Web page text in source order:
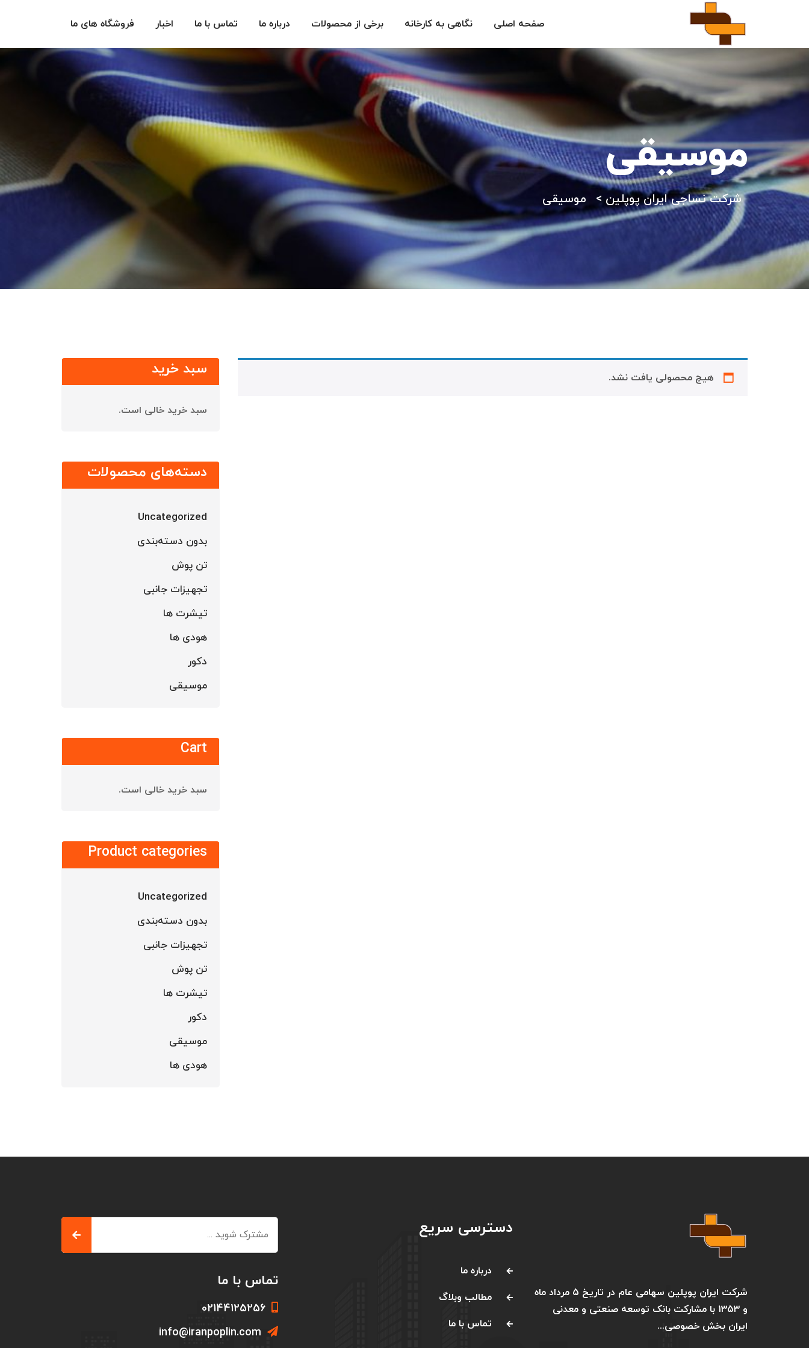
صفحه اصلی نگاهی به کارخانه برخی از محصولات درباره ما تماس با ما اخبار فروشگاه های ما
موسیقی
شرکت نساجی ایران پوپلین > موسیقی
هیچ محصولی یافت نشد. سبد خرید
سبد خرید خالی است.
دسته‌های محصولات
Uncategorized
بدون دسته‌بندی
تن پوش
تجهیزات جانبی
تیشرت ها
هودی ها
دکور
موسیقی
Cart
سبد خرید خالی است.
Product categories
Uncategorized
بدون دسته‌بندی
تجهیزات جانبی
تن پوش
تیشرت ها
دکور
موسیقی
هودی ها
شرکت ایران پوپلین سهامی عام در تاریخ ۵ مرداد ماه
و ۱۳۵۳ با مشارکت بانک توسعه صنعتی و معدنی
ایران بخش خصوصی...
دسترسی سریع
درباره ما
مطالب وبلاگ
تماس با ما
تماس با ما
02144125256
info@iranpoplin.com